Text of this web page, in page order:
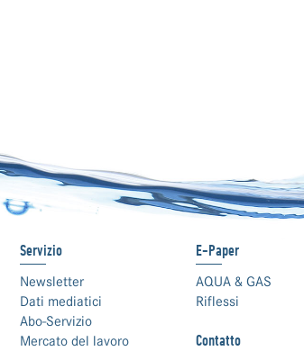
Servizio
Newsletter
Dati mediatici
Abo-Servizio
Mercato del lavoro
E-Paper
AQUA & GAS
Riflessi
Contatto